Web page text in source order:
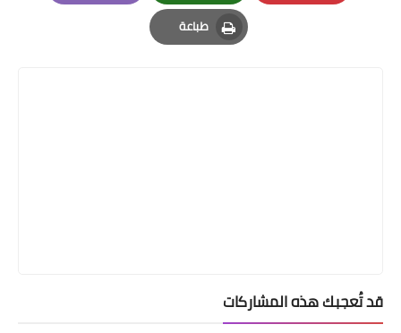
Pinterest
Whatsapp
Email
طباعة
Print
قد تُعجبك هذه المشاركات